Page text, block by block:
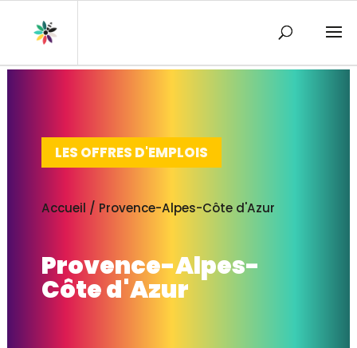
LES OFFRES D'EMPLOIS
Accueil / Provence-Alpes-Côte d'Azur
Provence-Alpes-
Côte d'Azur